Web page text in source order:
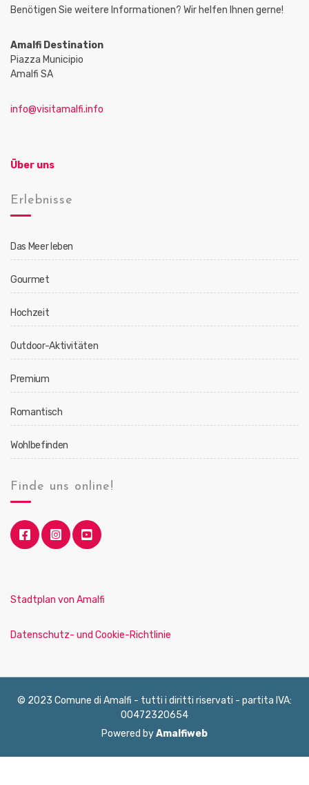
Benötigen Sie weitere Informationen? Wir helfen Ihnen gerne!
Amalfi Destination
Piazza Municipio
Amalfi SA
info@visitamalfi.info
Über uns
Erlebnisse
Das Meer leben
Gourmet
Hochzeit
Outdoor-Aktivitäten
Premium
Romantisch
Wohlbefinden
Finde uns online!
Stadtplan von Amalfi
Datenschutz- und Cookie-Richtlinie
© 2023 Comune di Amalfi - tutti i diritti riservati - partita IVA:
00472320654
Powered byAmalfiweb